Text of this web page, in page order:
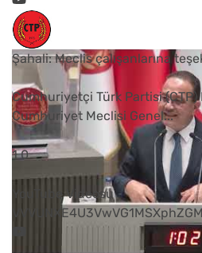
Şahali: Meclis çalışanlarına
Cumhuriyetçi Türk Partisi
Cumhuriyet Meclisi Genel...
1 0
YouTube Videosu